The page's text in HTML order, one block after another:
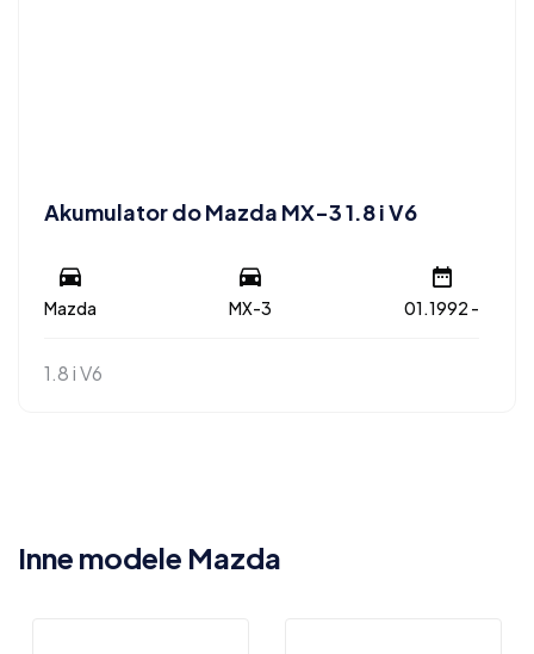
Akumulator do Mazda MX-3 1.8 i V6
Mazda MX-3 01.1992 -
1.8 i V6
Inne modele Mazda